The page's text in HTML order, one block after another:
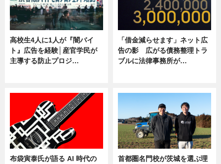
高校生4人に1人が『闇バイ
ト』広告を経験│産官学民が
主導する防止プロジ…
「借金減らせます」ネット広
告の影 広がる債務整理トラ
ブルに法律事務所が…
布袋寅泰氏が語る AI 時代の 首都圏名門校が茨城を選ぶ理